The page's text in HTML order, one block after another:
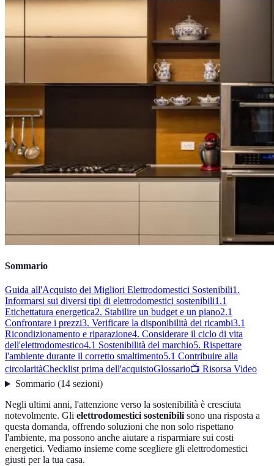
Sommario
Guida all'Acquisto dei Migliori Elettrodomestici Sostenibili1.
Informarsi sui diversi tipi di elettrodomestici sostenibili1.1
Etichettatura energetica2. Stabilire un budget e un piano2.1
Confrontare i prezzi3. Verificare la disponibilità dei ricambi3.1
Ricondizionamento e riparazione4. Considerare il ciclo di vita
dell'elettrodomestico4.1 Sostenibilità del marchio5. Rispettare
l'ambiente durante il corretto smaltimento5.1 Contribuire alla
circolaritàChecklist prima dell'acquistoGlossario📺 Risorsa Video
Sommario(14 sezioni)
Negli ultimi anni, l'attenzione verso la sostenibilità è cresciuta
notevolmente. Gli elettrodomestici sostenibilisono una risposta a
questa domanda, offrendo soluzioni che non solo rispettano
l'ambiente, ma possono anche aiutare a risparmiare sui costi
energetici. Vediamo insieme come scegliere gli elettrodomestici
giusti per la tua casa.